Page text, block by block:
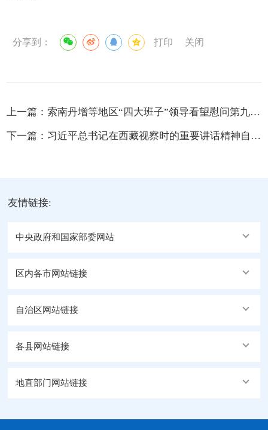
分享到： 打印 关闭
上一篇： 索南丹增等地区“四大班子”领导看望慰问第九届象雄文化旅游节农牧民丰收暨物资交流会工作人员并调研
下一篇： 习近平总书记在西藏视察时的重要讲话精神自治区宣讲团赴阿里宣讲报告会召开
友情链接:
中央政府和国家部委网站
区内各市网站链接
自治区网站链接
各县网站链接
地直部门网站链接